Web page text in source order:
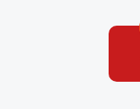
②
ご
（
オ